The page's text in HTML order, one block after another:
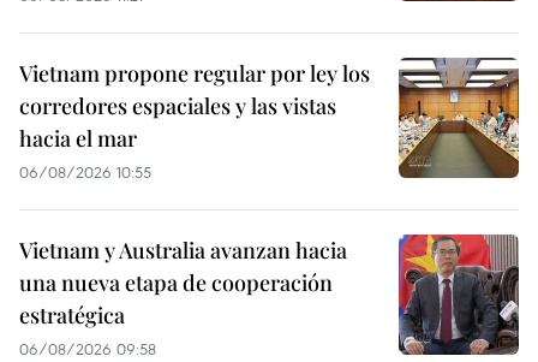
Vietnam propone regular por ley los
corredores espaciales y las vistas
hacia el mar
06/08/2026 10:55
Vietnam y Australia avanzan hacia
una nueva etapa de cooperación
estratégica
06/08/2026 09:58